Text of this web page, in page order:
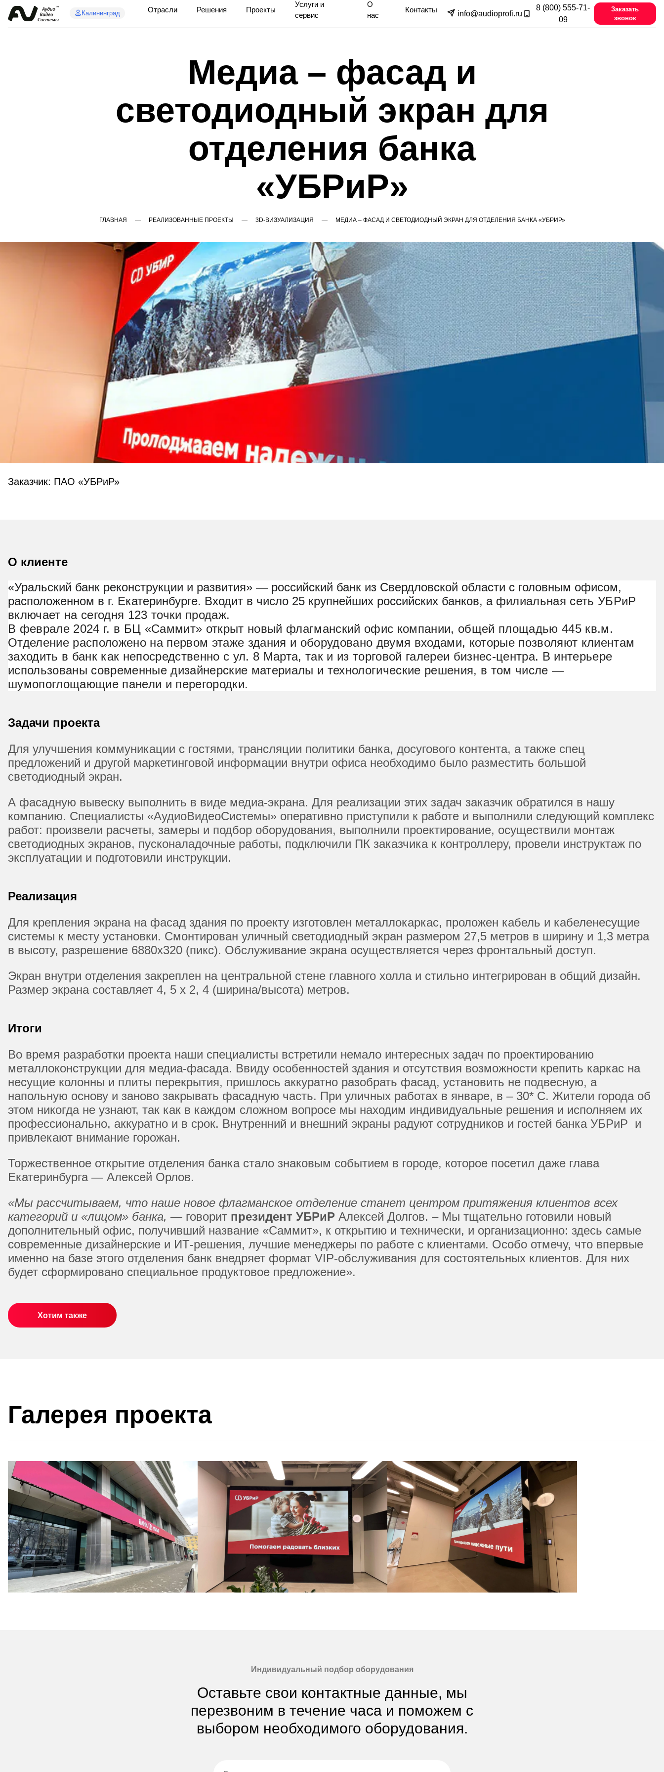
Калининград Отрасли Решения Проекты
Услуги и
сервис
О
нас
Контакты info@audioprofi.ru
8 (800) 555-71-
09
Заказать
звонок
Медиа – фасад и
светодиодный экран для
отделения банка
«УБРиР»
ГЛАВНАЯ РЕАЛИЗОВАННЫЕ ПРОЕКТЫ 3D-ВИЗУАЛИЗАЦИЯ МЕДИА – ФАСАД И СВЕТОДИОДНЫЙ ЭКРАН ДЛЯ ОТДЕЛЕНИЯ БАНКА «УБРИР»
Заказчик: ПАО «УБРиР»
О клиенте
«Уральский банк реконструкции и развития» — российский банк из Свердловской области с головным офисом,
расположенном в г. Екатеринбурге. Входит в число 25 крупнейших российских банков, а филиальная сеть УБРиР
включает на сегодня 123 точки продаж.
В феврале 2024 г. в БЦ «Саммит» открыт новый флагманский офис компании, общей площадью 445 кв.м.
Отделение расположено на первом этаже здания и оборудовано двумя входами, которые позволяют клиентам
заходить в банк как непосредственно с ул. 8 Марта, так и из торговой галереи бизнес-центра. В интерьере
использованы современные дизайнерские материалы и технологические решения, в том числе —
шумопоглощающие панели и перегородки.
Задачи проекта
Для улучшения коммуникации с гостями, трансляции политики банка, досугового контента, а также спец
предложений и другой маркетинговой информации внутри офиса необходимо было разместить большой
светодиодный экран.
А фасадную вывеску выполнить в виде медиа-экрана. Для реализации этих задач заказчик обратился в нашу
компанию. Специалисты «АудиоВидеоСистемы» оперативно приступили к работе и выполнили следующий комплекс
работ: произвели расчеты, замеры и подбор оборудования, выполнили проектирование, осуществили монтаж
светодиодных экранов, пусконаладочные работы, подключили ПК заказчика к контроллеру, провели инструктаж по
эксплуатации и подготовили инструкции.
Реализация
Для крепления экрана на фасад здания по проекту изготовлен металлокаркас, проложен кабель и кабеленесущие
системы к месту установки. Смонтирован уличный светодиодный экран размером 27,5 метров в ширину и 1,3 метра
в высоту, разрешение 6880х320 (пикс). Обслуживание экрана осуществляется через фронтальный доступ.
Экран внутри отделения закреплен на центральной стене главного холла и стильно интегрирован в общий дизайн.
Размер экрана составляет 4, 5 х 2, 4 (ширина/высота) метров.
Итоги
Во время разработки проекта наши специалисты встретили немало интересных задач по проектированию
металлоконструкции для медиа-фасада. Ввиду особенностей здания и отсутствия возможности крепить каркас на
несущие колонны и плиты перекрытия, пришлось аккуратно разобрать фасад, установить не подвесную, а
напольную основу и заново закрывать фасадную часть. При уличных работах в январе, в – 30* С. Жители города об
этом никогда не узнают, так как в каждом сложном вопросе мы находим индивидуальные решения и исполняем их
профессионально, аккуратно и в срок. Внутренний и внешний экраны радуют сотрудников и гостей банка УБРиР и
привлекают внимание горожан.
Торжественное открытие отделения банка стало знаковым событием в городе, которое посетил даже глава
Екатеринбурга — Алексей Орлов.
«Мы рассчитываем, что наше новое флагманское отделение станет центром притяжения клиентов всех
категорий и «лицом» банка, — говорит президент УБРиР Алексей Долгов. – Мы тщательно готовили новый
дополнительный офис, получивший название «Саммит», к открытию и технически, и организационно: здесь самые
современные дизайнерские и ИТ-решения, лучшие менеджеры по работе с клиентами. Особо отмечу, что впервые
именно на базе этого отделения банк внедряет формат VIP-обслуживания для состоятельных клиентов. Для них
будет сформировано специальное продуктовое предложение».
Хотим также
Галерея проекта
Индивидуальный подбор оборудования
Оставьте свои контактные данные, мы
перезвоним в течение часа и поможем с
выбором необходимого оборудования.